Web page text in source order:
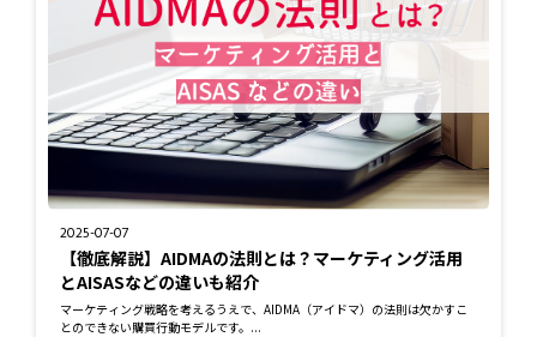
2025-07-07
【徹底解説】AIDMAの法則とは？マーケティング活用
とAISASなどの違いも紹介
マーケティング戦略を考えるうえで、AIDMA（アイドマ）の法則は欠かすこ
とのできない購買行動モデルです。...